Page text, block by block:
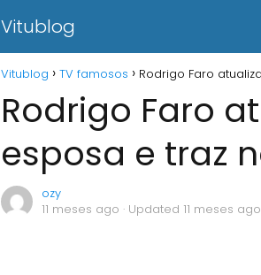
Vitublog
Vitublog TV famosos Rodrigo Faro
Rodrigo Faro
esposa e traz
ozy
11 meses ago · Updated 11 meses ago